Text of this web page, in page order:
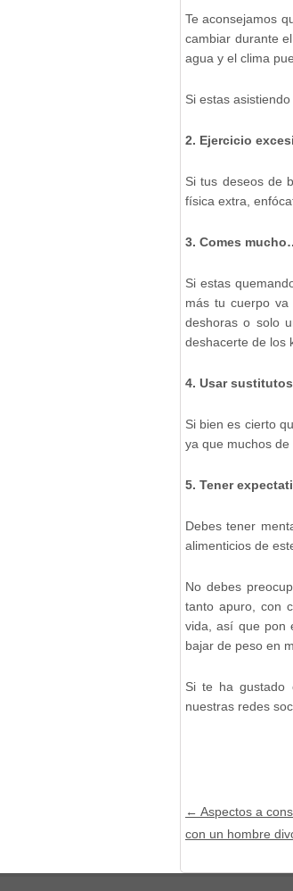
Te aconsejamos
cambiar durante
agua y el clima
Si estas
2. Ejercicio
Si tus deseos de
física extra,
3. Comes
Si estas
más tu cuerpo
deshoras o solo
deshacerte de los
4. Usar
Si bien es cierto
ya que muchos
5. Tener
Debes tener
alimenticios de
No debes
tanto apuro, con
vida, así que pon
bajar de peso en
Si te ha gustado
nuestras redes
Post navigation
← Aspectos a
con un hombre